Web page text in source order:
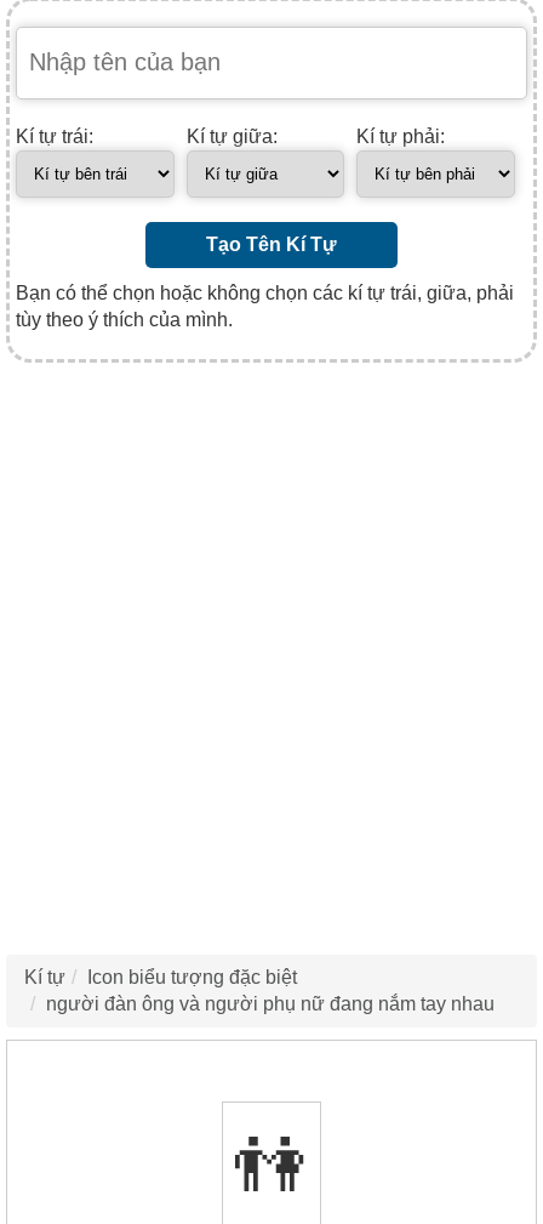
Kí tự trái: Kí tự giữa: Kí tự phải:
Tạo Tên Kí Tự
Bạn có thể chọn hoặc không chọn các kí tự trái, giữa, phải
tùy theo ý thích của mình.
Kí tự
Icon biểu tượng đặc biệt
người đàn ông và người phụ nữ đang nắm tay nhau
👫